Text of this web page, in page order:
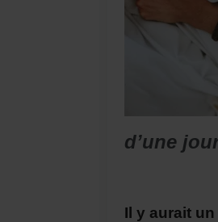
d’une
Il y aurait